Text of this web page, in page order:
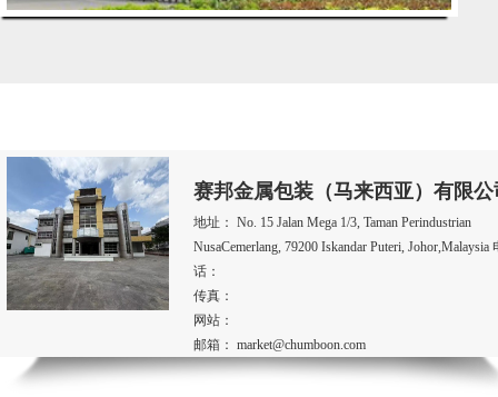
赛邦金属包装（马来西亚）有限公
地址： No. 15 Jalan Mega 1/3, Taman Perindustrian
NusaCemerlang, 79200 Iskandar Puteri, Johor,Malaysia
话：
传真：
网站：
邮箱： market@chumboon.com